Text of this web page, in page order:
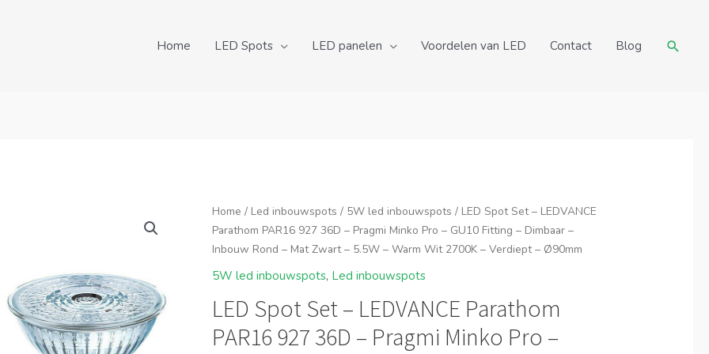
Home LED Spots LED panelen Voordelen van LED Contact Blog
Home / Led inbouwspots / 5W led inbouwspots / LED Spot Set – LEDVANCE
Parathom PAR16 927 36D – Pragmi Minko Pro – GU10 Fitting – Dimbaar –
Inbouw Rond – Mat Zwart – 5.5W – Warm Wit 2700K – Verdiept – Ø90mm
5W led inbouwspots, Led inbouwspots
LED Spot Set – LEDVANCE Parathom
PAR16 927 36D – Pragmi Minko Pro –